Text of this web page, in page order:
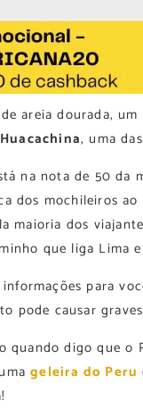
areia dourada,
Huacachina, uma
na nota de 50 da
dos mochileiros
maioria dos
que liga Lima e
para
pode causar
quando digo que o
geleira do Peru